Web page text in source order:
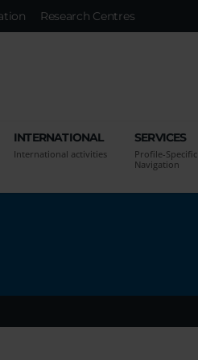
Research Centres
INTERNATIONAL
International activities
SERVICES
Profile-Specific
Navigation